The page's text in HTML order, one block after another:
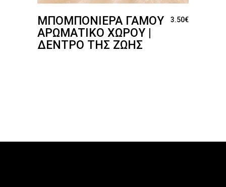
ΜΠΟΜΠΟΝΙΈΡΑ ΓΆΜΟΥ
ΑΡΩΜΑΤΙΚΌ ΧΏΡΟΥ |
ΔΈΝΤΡΟ ΤΗΣ ΖΩΉΣ
3.50€